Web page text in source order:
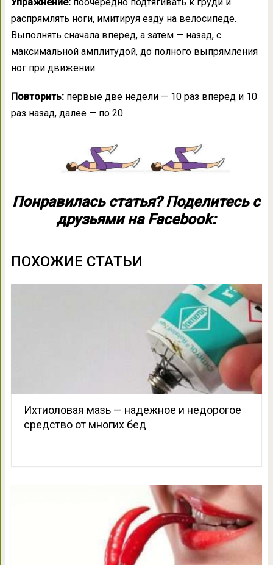
распрямлять ноги, имитируя езду на велосипеде.
Выполнять сначала вперед, а затем — назад, с
максимальной амплитудой, до полного выпрямления
ног при движении.
Повторить:первые две недели — 10 раз вперед и 10
раз назад, далее — по 20.
Понравилась статья? Поделитесь с
друзьями на Facebook:
ПОХОЖИЕ СТАТЬИ
Ихтиоловая мазь — надежное и недорогое
средство от многих бед